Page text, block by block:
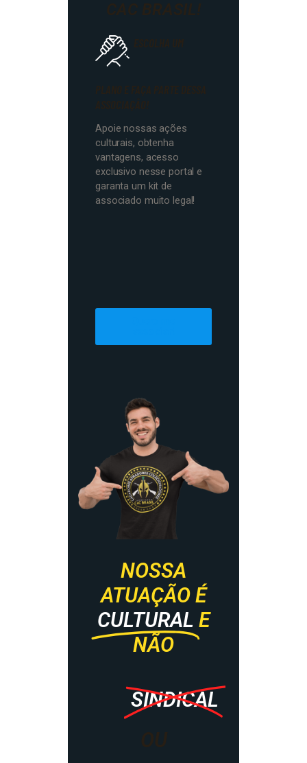
Apoie nossas ações
culturais, obtenha
vantagens, acesso
exclusivo nesse portal e
garanta um kit de
associado muito legal!
NOSSA
ATUAÇÃO É
CULTURAL E
NÃO
SINDICAL